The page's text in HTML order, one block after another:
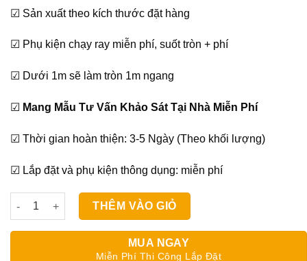
☑ Sản xuất theo kích thước đặt hàng
☑ Phụ kiện chạy ray miễn phí, suốt tròn + phí
☑ Dưới 1m sẽ làm tròn 1m ngang
☑ Mang Mẫu Tư Vấn Khảo Sát Tại Nhà Miễn Phí
☑ Thời gian hoàn thiện: 3-5 Ngày (Theo khối lượng)
☑ Lắp đặt và phụ kiện thông dụng: miễn phí
Rèm vải màu xám phòng khách đẹp chất lượng số lượng
THÊM VÀO GIỎ
MUA NGAY
Miễn Phí Thi Công Lắp Đặt